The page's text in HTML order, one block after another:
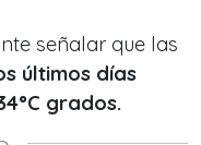
señalar que las
últimos días
grados.